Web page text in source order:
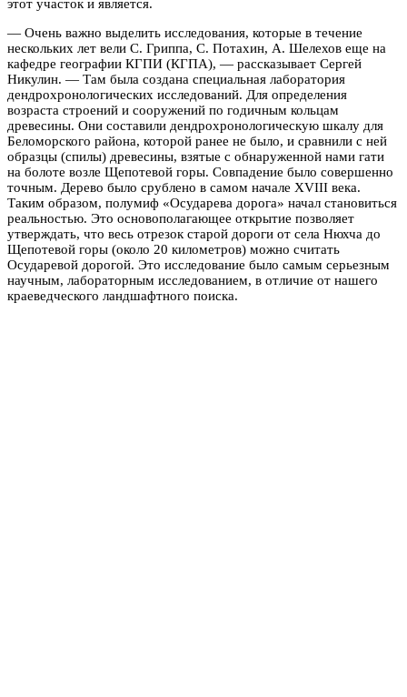
этот участок и является.
— Очень важно выделить исследования, которые в течение
нескольких лет вели С. Гриппа, С. Потахин, А. Шелехов еще на
кафедре географии КГПИ (КГПА), — рассказывает Сергей
Никулин. — Там была создана специальная лаборатория
дендрохронологических исследований. Для определения
возраста строений и сооружений по годичным кольцам
древесины. Они составили дендрохронологическую шкалу для
Беломорского района, которой ранее не было, и сравнили с ней
образцы (спилы) древесины, взятые с обнаруженной нами гати
на болоте возле Щепотевой горы. Совпадение было совершенно
точным. Дерево было срублено в самом начале XVIII века.
Таким образом, полумиф «Осударева дорога» начал становиться
реальностью. Это основополагающее открытие позволяет
утверждать, что весь отрезок старой дороги от села Нюхча до
Щепотевой горы (около 20 километров) можно считать
Осударевой дорогой. Это исследование было самым серьезным
научным, лабораторным исследованием, в отличие от нашего
краеведческого ландшафтного поиска.